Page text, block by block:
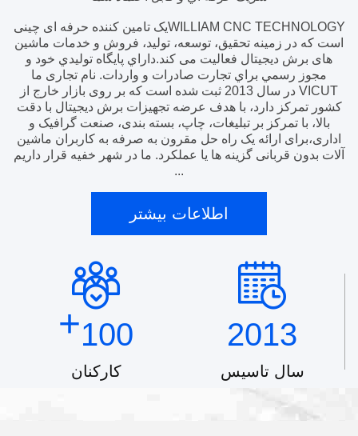
WILLIAM CNC TECHNOLOGYیک تامین کننده حرفه ای چینی
است که در زمینه تحقیق، توسعه، تولید، فروش و خدمات ماشین
های برش دیجیتال فعالیت می کند.داراي پايگاه توليدي خود و
مجوز رسمي براي تجارت صادرات و واردات. نام تجاری ما
VICUT در سال 2013 ثبت شده است که بر روی بازار خارج از
کشور تمرکز دارد، با هدف عرضه تجهیزات برش دیجیتال با دقت
بالا، با تمرکز بر تبلیغات، چاپ، بسته بندی، صنعت گرافیک و
اداری،برای ارائه یک راه حل مقرون به صرفه به کاربران ماشین
آلات بدون قربانی گزینه ها یا عملکرد. ما در شهر خفيه قرار داريم
...
اطلاعات بیشتر
2013
سال تاسیس
100
+
کارکنان